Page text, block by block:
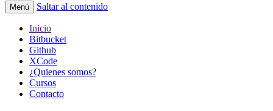
Menú Saltar al contenido
Inicio
Bitbucket
Github
XCode
¿Quienes somos?
Cursos
Contacto